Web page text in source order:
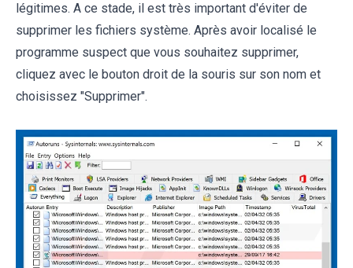
légitimes. A ce stade, il est très important d'éviter de
supprimer les fichiers système. Après avoir localisé le
programme suspect que vous souhaitez supprimer,
cliquez avec le bouton droit de la souris sur son nom et
choisissez "Supprimer".